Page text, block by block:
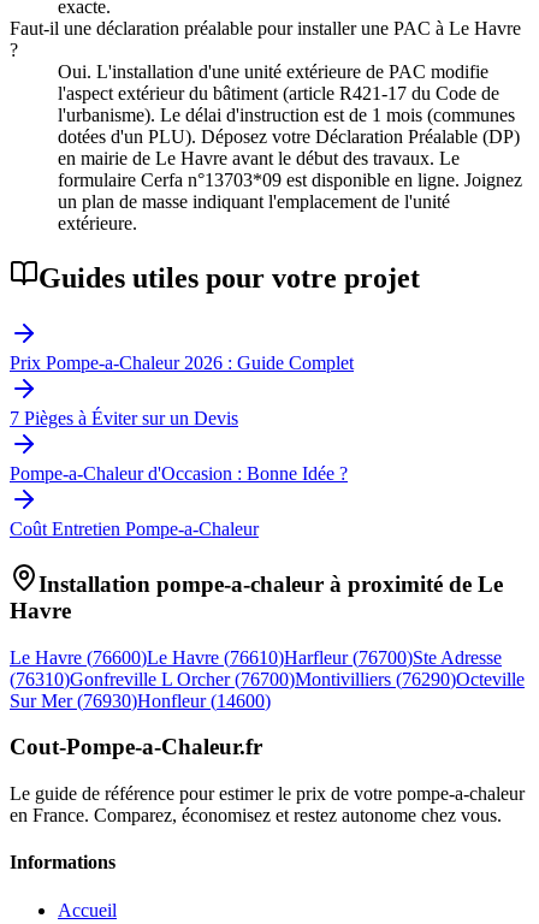
exacte.
Faut-il une déclaration préalable pour installer une PAC à Le Havre
?
Oui. L'installation d'une unité extérieure de PAC modifie
l'aspect extérieur du bâtiment (article R421-17 du Code de
l'urbanisme). Le délai d'instruction est de 1 mois (communes
dotées d'un PLU). Déposez votre Déclaration Préalable (DP)
en mairie de Le Havre avant le début des travaux. Le
formulaire Cerfa n°13703*09 est disponible en ligne. Joignez
un plan de masse indiquant l'emplacement de l'unité
extérieure.
Guides utiles pour votre projet
Prix Pompe-a-Chaleur 2026 : Guide Complet
7 Pièges à Éviter sur un Devis
Pompe-a-Chaleur d'Occasion : Bonne Idée ?
Coût Entretien Pompe-a-Chaleur
Installation pompe-a-chaleur à proximité de Le
Havre
Le Havre (76600)Le Havre (76610)Harfleur (76700)Ste Adresse
(76310)Gonfreville L Orcher (76700)Montivilliers (76290)Octeville
Sur Mer (76930)Honfleur (14600)
Cout-Pompe-a-Chaleur.fr
Le guide de référence pour estimer le prix de votre pompe-a-chaleur
en France. Comparez, économisez et restez autonome chez vous.
Informations
Accueil